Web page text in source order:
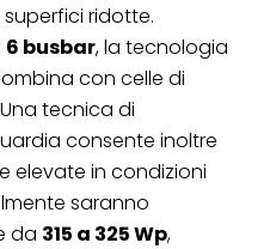
ridotte.
6 busbar, la tecnologia
con celle di
tecnica di
consente inoltre
elevate in condizioni
saranno
da 315 a 325 Wp,